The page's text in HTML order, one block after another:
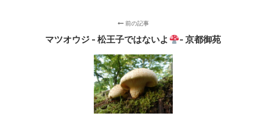
前の記事
マツオウジ - 松王子ではないよ ‐ 京都御苑